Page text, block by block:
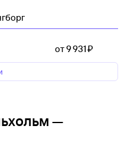
от 9 ⁠931 ⁠₽
—